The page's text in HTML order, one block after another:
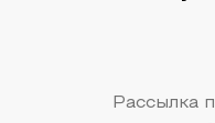
Рассылка